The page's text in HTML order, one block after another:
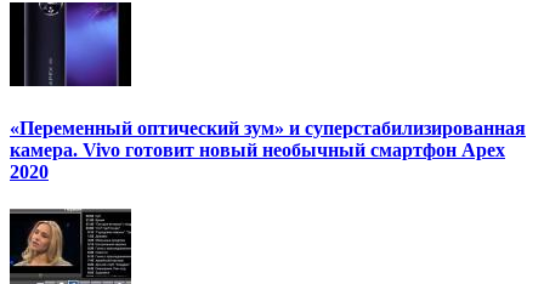
«Переменный оптический зум» и суперстабилизированная
камера. Vivo готовит новый необычный смартфон Apex
2020